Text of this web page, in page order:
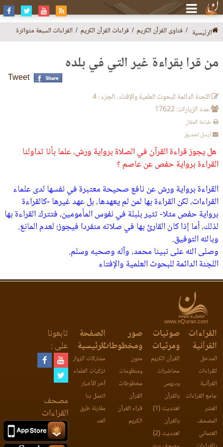
الرئيسية فتاوى القرآن الكريم قراءات القرآن الكريم القراءات السبعة متواترة
من قرأ بقراءة غير التي في بلده
Tweet
اللجنة الدائمة للبحوث العلمية والإفتاء ، الجزء : 4
عدد الزيارات: 17622
طباعة المقال
أرسل لصديق
هل يجوز قراءة القرآن في الصلاة برواية ورش، علما بأنا تداولنا
القراءة برواية حفص عن عاصم ؟
القراءة برواية ورش عن نافع صحيحة معتبرة في نفسها لدى علماء
القراءات، لكن القراءة بها لمن لم يعهدها، بل عهد غيرها -كالقراءة
برواية حفص مثلا- تثير بلبلة في نفوس المأمومين، فتترك القراءة بها
لذلك، أما إذا كان القارئ بها في صلاته منفردا فيجوز؛ لعدم المانع.
وبالله التوفيق.
وصلى الله على نبينا محمد، وآله وصحبه وسلم.
اللجنة الدائمة للبحوث العلمية والإفتاء
www.nQuran.com
القراءات
القرآنية
المدخل
للقراءات
القرآنية
جامع القراءات
العشر
المصحف
العثماني
صوتيات
ومرئيات
القرآن الكريم
محاضرات
ودروس
بالقرآن
اهتديت (1)
بالقرآن
اهتديت (2)
صور
ومخطوطات
متون
ومنظومات
مخطوطات
القرآن
قراء القرآن
الكريم
الصفحة
الرئيسية
مشاركات الزوار
تزكيات العلماء
آخر الأخبار
اتصل بنا
مقارنة طرق
العد
تابعونا
على :
مصحف
القراءات